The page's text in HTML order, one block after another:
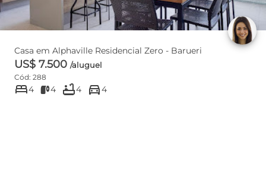
Casa em Alphaville Residencial Zero - Barueri
US$ 7.500 /aluguel
Cód: 288
bed4 4 bathtub4 directions_car4